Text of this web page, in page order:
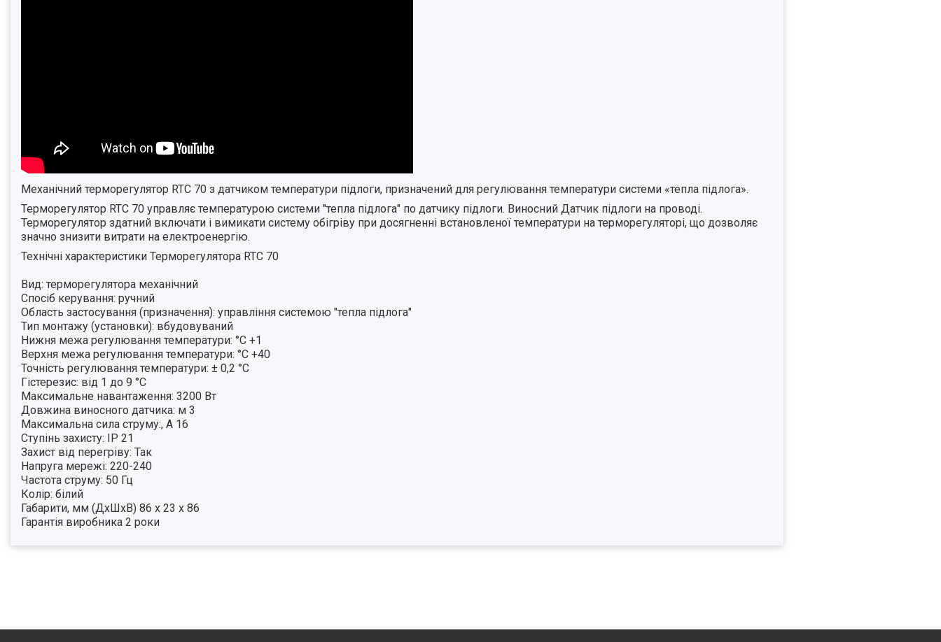
Механічний терморегулятор RTC 70 з датчиком температури підлоги, призначений для регулювання температури системи «тепла підлога».
Терморегулятор RTC 70 управляє температурою системи "тепла підлога" по датчику підлоги. Виносний Датчик підлоги на проводі.
Терморегулятор здатний включати і вимикати систему обігріву при досягненні встановленої температури на терморегуляторі, що дозволяє
значно знизити витрати на електроенергію.
Технічні характеристики Терморегулятора RTC 70
Вид: терморегулятора механічний
Спосіб керування: ручний
Область застосування (призначення): управління системою "тепла підлога"
Тип монтажу (установки): вбудовуваний
Нижня межа регулювання температури: °C +1
Верхня межа регулювання температури: °C +40
Точність регулювання температури: ± 0,2 °С
Гістерезис: від 1 до 9 °С
Максимальне навантаження: 3200 Вт
Довжина виносного датчика: м 3
Максимальна сила струму:, А 16
Ступінь захисту: IP 21
Захист від перегріву: Так
Напруга мережі: 220-240
Частота струму: 50 Гц
Колір: білий
Габарити, мм (ДхШхВ) 86 х 23 х 86
Гарантія виробника 2 роки